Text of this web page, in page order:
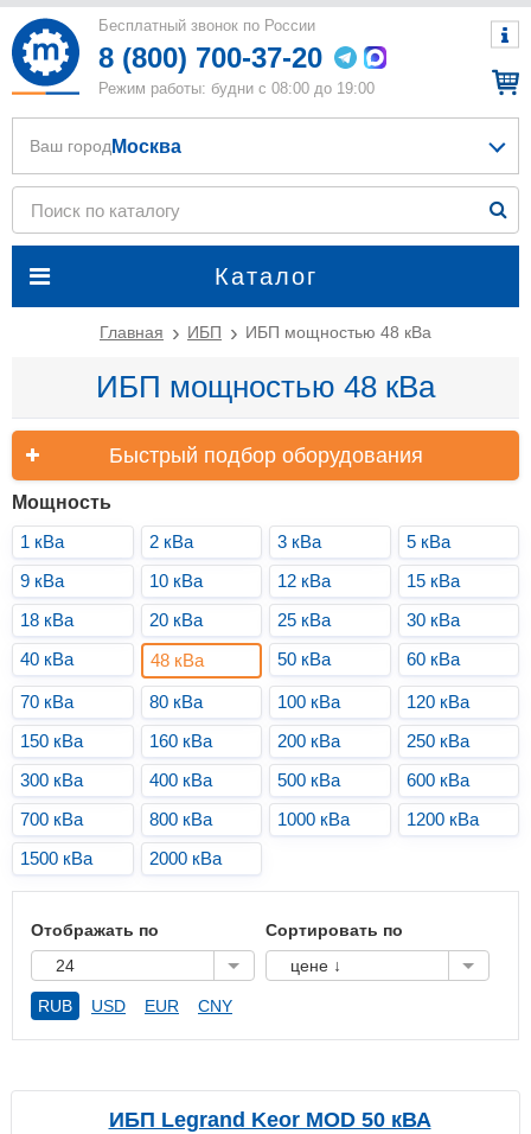
Бесплатный звонок по России
8 (800) 700-37-20
Режим работы: будни с 08:00 до 19:00
Каталог
Ваш город Москва
Главная ИБП ИБП мощностью 48 кВа
ИБП мощностью 48 кВа
Быстрый подбор оборудования
Мощность
1 кВа
2 кВа 3 кВа
5 кВа
9 кВа
10 кВа 12 кВа
15 кВа
18 кВа
20 кВа 25 кВа
30 кВа
40 кВа
48 кВа 50 кВа 60 кВа
70 кВа 80 кВа 100 кВа
120 кВа
150 кВа
160 кВа 200 кВа
250 кВа
300 кВа
400 кВа 500 кВа
600 кВа
700 кВа
800 кВа 1000 кВа
1200 кВа
1500 кВа
2000 кВа
Отображать по
24
Сортировать по
цене ↓
RUB USD EUR CNY
ИБП Legrand Keor MOD 50 кВА